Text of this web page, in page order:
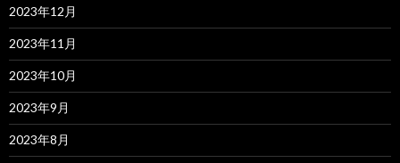
2023年12月
2023年11月
2023年10月
2023年9月
2023年8月